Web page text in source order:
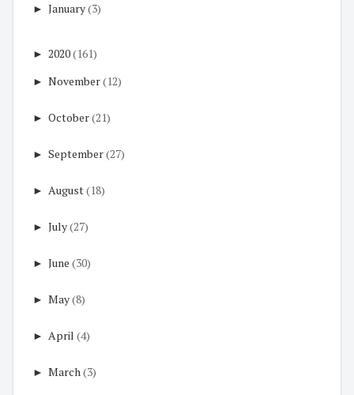
► January(3)
► 2020(161)
► November(12)
► October(21)
► September(27)
► August(18)
► July(27)
► June (30)
► May(8)
► April (4)
► March(3)